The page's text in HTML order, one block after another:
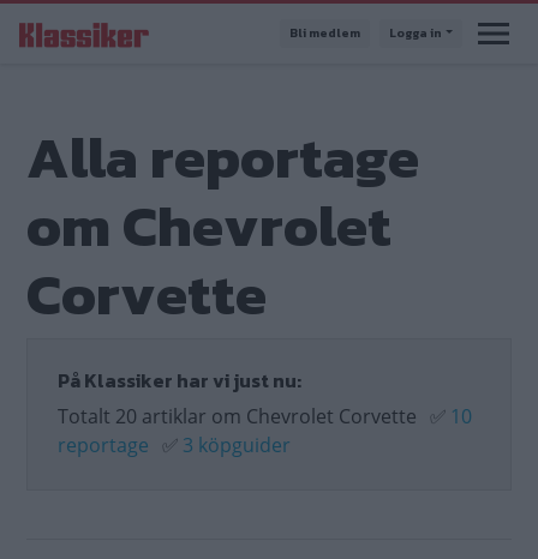
till
Bli medlem Logga in
Alla reportage
om Chevrolet
Corvette
På Klassiker har vi just nu:
Totalt 20 artiklar om Chevrolet Corvette ✅ 10
reportage ✅ 3 köpguider